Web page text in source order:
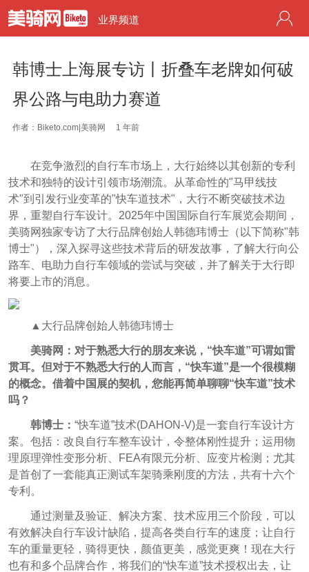
业界频道
韩博士上海展专访丨折叠车老牌如何破
界公路与电助力赛道
作者：Biketo.com|美骑网 1 年前
在竞争激烈的自行车市场上，大行始终以其创新的专利
技术和独特的设计引领市场潮流。从革命性的"马甲线技
术"到引发行业变革的"快车道技术"，大行不断突破技术边
界，重塑自行车设计。2025年中国国际自行车展览会期间，
美骑网独家专访了大行品牌创始人韩德玮博士（以下简称"韩
博士"），深入探寻这些技术背后的研发故事，了解大行向公
路车、电助力自行车领域的尝试与突破，并了解关于大行即
将要上市的消息。
▲大行品牌创始人韩德玮博士
美骑网：对于熟悉大行的朋友来说，“快车道”可谓如雷
贯耳。但对于不熟悉大行的人而言，“快车道”是一个很模糊
的概念。借着中国展的契机，您能再简单聊聊“快车道”技术
吗？
韩博士： “快车道”技术(DAHON-V)是一套自行车设计方
案。包括：改良自行车整车设计，令整体刚性提升；运用物
理原理弹性变形分析、FEA有限元分析、应变片检测；尤其
是首创了一套能真正测试车架骑乘刚度的方法，共有十六个
专利。
通过测量及验证、解决方案、技术应用三个阶段，可以
有效解决自行车设计缺陷，提高各类自行车的速度；让自行
车的重量更轻，骑得更快，颜值更美，感觉更爽！现在大行
也有和多个品牌合作，将我们的“快车道”技术授权出去，让